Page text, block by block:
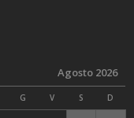
Agosto 2026
G V S D